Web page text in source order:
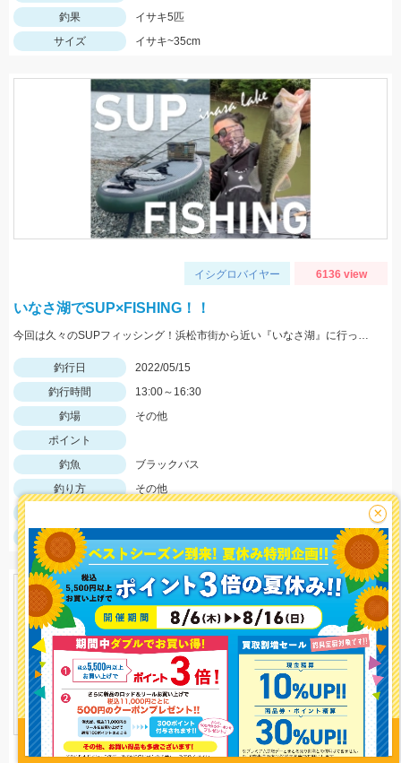
釣り情報を
投稿する
釣果
イサキ5匹
サイズ
イサキ~35cm
イシグロバイヤー 6136 view
いなさ湖でSUP×FISHING！！
今回は久々のSUPフィッシング！浜松市街から近い『いなさ湖』に行ってきました！！
釣行日
2022/05/15
釣行時間
13:00～16:30
釣場
その他
ポイント
釣魚
ブラックバス
釣り方
その他
サイズ
ブラックバス最大４５㎝
×